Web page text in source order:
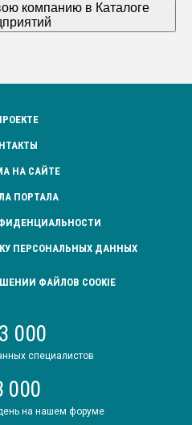
компанию в Каталоге
НА САЙТЕ
ПОРТАЛА
ПЕРСОНАЛЬНЫХ ДАННЫХ
ФАЙЛОВ COOKIE
000
специалистов
000
на нашем форуме